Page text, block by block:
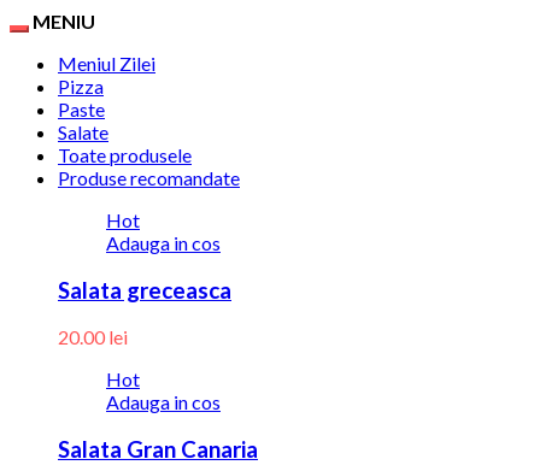
MENIU
Meniul Zilei
Pizza
Paste
Salate
Toate produsele
Produse recomandate
Hot
Adauga in cos
Salata greceasca
20.00 lei
Hot
Adauga in cos
Salata Gran Canaria